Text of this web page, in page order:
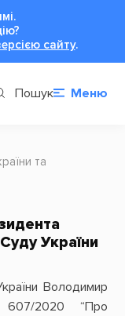
сайту.
Пошук Меню
та
України
Володимир
2020 “Про